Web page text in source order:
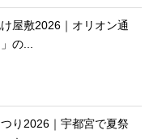
屋敷2026｜オリオン通
の...
り2026｜宇都宮で夏祭